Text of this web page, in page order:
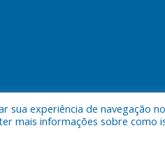
a Prefeitura Municipal de
sua experiência de navegação
mais informações sobre como